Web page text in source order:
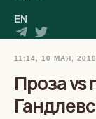
EN
11:14, 10 МАЯ, 2018
Проза vs